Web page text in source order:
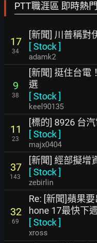
PTT職涯區 即時熱
17
34
[新聞] 川普稱對
[Stock]
adamk2
9
38
[新聞] 挺住台電
選
[Stock]
keel90135
11
23
[標的] 8926 台
[Stock]
majx0404
37
143
[新聞] 經部擬增
[Stock]
zebirlin
32
69
Re: [新聞]蘋果
hone 17最快下
[Stock]
xross